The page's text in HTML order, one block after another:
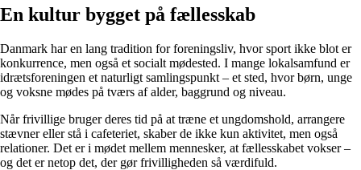
En kultur bygget på fællesskab
Danmark har en lang tradition for foreningsliv, hvor sport ikke blot er
konkurrence, men også et socialt mødested. I mange lokalsamfund er
idrætsforeningen et naturligt samlingspunkt – et sted, hvor børn, unge
og voksne mødes på tværs af alder, baggrund og niveau.
Når frivillige bruger deres tid på at træne et ungdomshold, arrangere
stævner eller stå i cafeteriet, skaber de ikke kun aktivitet, men også
relationer. Det er i mødet mellem mennesker, at fællesskabet vokser –
og det er netop det, der gør frivilligheden så værdifuld.